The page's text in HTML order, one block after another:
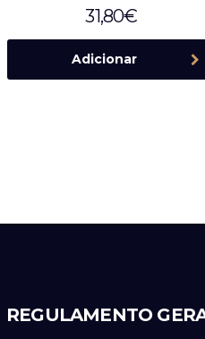
31,80€
Adicionar
REGULAMENTO